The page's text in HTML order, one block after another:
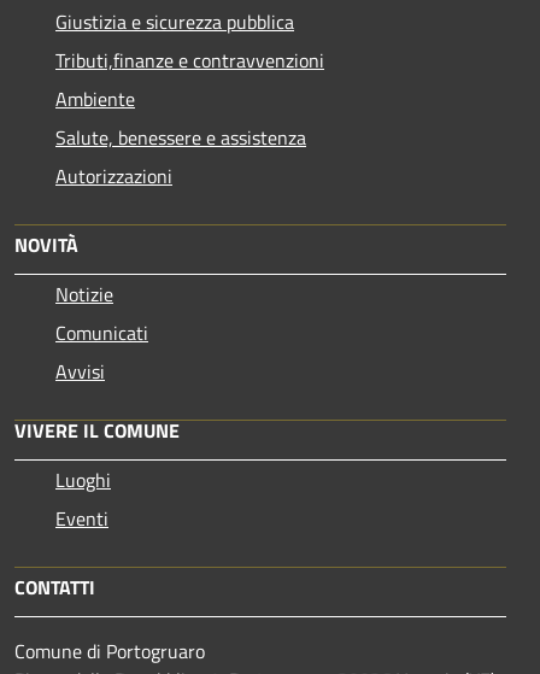
Giustizia e sicurezza pubblica
Tributi,finanze e contravvenzioni
Ambiente
Salute, benessere e assistenza
Autorizzazioni
NOVITÀ
Notizie
Comunicati
Avvisi
VIVERE IL COMUNE
Luoghi
Eventi
CONTATTI
Comune di Portogruaro